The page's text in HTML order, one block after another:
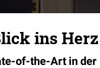
ins Herz
of-the-Art in der